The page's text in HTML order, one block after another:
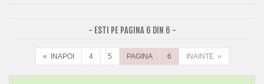
- ESTI PE PAGINA 6 DIN 6 -
« INAPOI 4 5 PAGINA 6 INAINTE »